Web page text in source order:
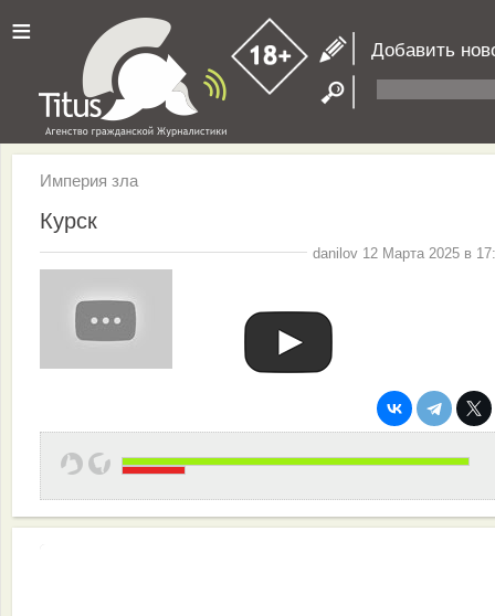
≡ Добавить
Империя зла
Курск
danilov 12 Марта 2025 в